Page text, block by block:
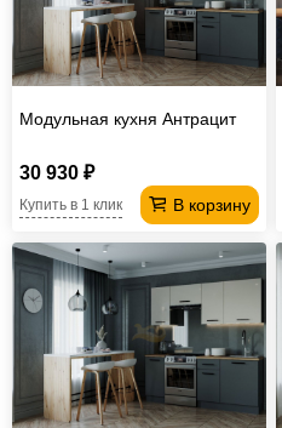
Модульная кухня Антрацит
30 930 ₽
В корзину
Купить в 1 клик